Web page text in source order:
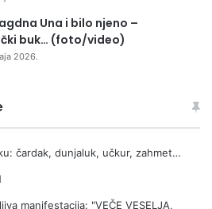
Una i bilo njeno –
buk… (foto/video)
2026.
čardak, dunjaluk, učkur, zahmet…
manifestacija: "VEČE VESELJA,